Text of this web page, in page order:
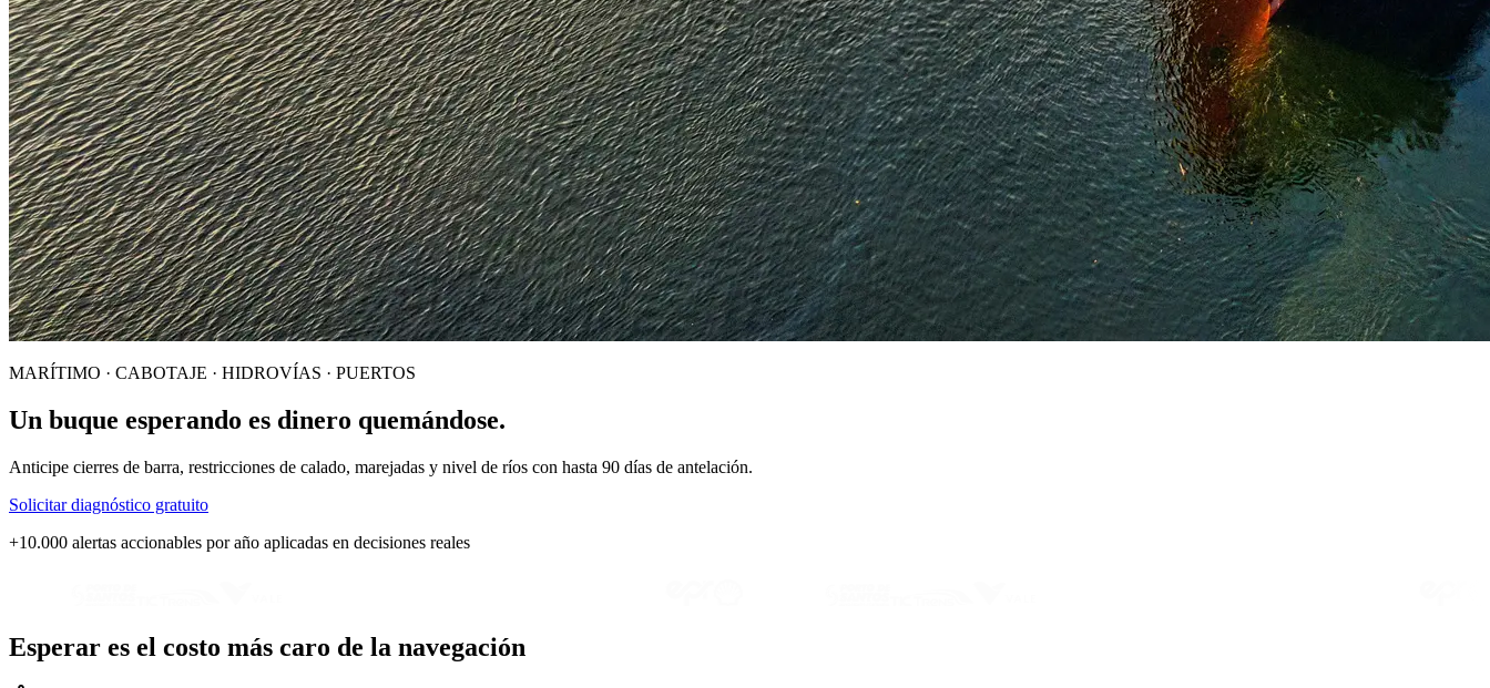
MARÍTIMO · CABOTAJE · HIDROVÍAS · PUERTOS
Un buque esperando es dinero quemándose.
Anticipe cierres de barra, restricciones de calado, marejadas y nivel de ríos con hasta 90 días de antelación.
Solicitar diagnóstico gratuito
+10.000 alertas accionables por año aplicadas en decisiones reales
Esperar es el costo más caro de la navegación